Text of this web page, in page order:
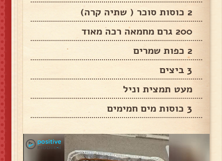
2 כוסות סוכר ( שתיה קרה)
200 גרם מחמאה רכה מאוד
2 כפות שמרים
3 ביצים
מעט תמצית וניל
3 כוסות מים חמימים